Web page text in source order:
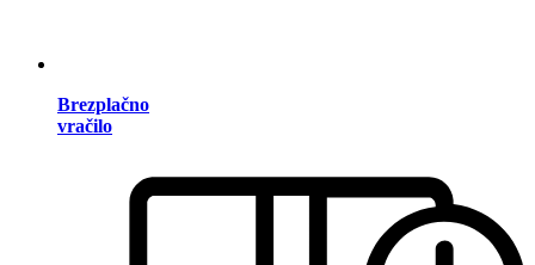
Brezplačno
vračilo